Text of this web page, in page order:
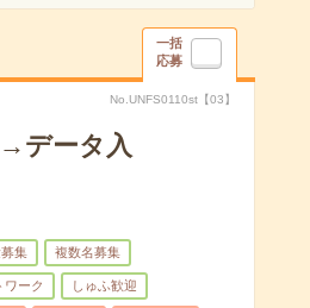
一括
応募
No.UNFS0110st【03】
データ入
集 複数名募集
ワーク しゅふ歓迎